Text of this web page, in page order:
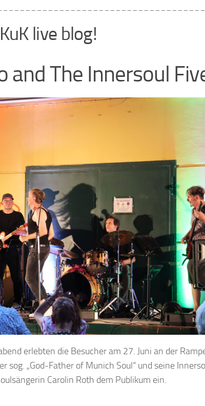
KuK live blog!
and The Innersoul
erlebten die Besucher am 27. Juni an der
sog. „God-Father of Munich Soul“ und seine
Carolin Roth dem Publikum ein.